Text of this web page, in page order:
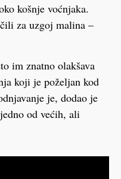
košnje voćnjaka.
za uzgoj malina –
im znatno olakšava
koji je poželjan kod
je, dodao je
od većih, ali